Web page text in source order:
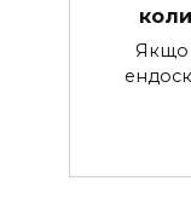
Якщо